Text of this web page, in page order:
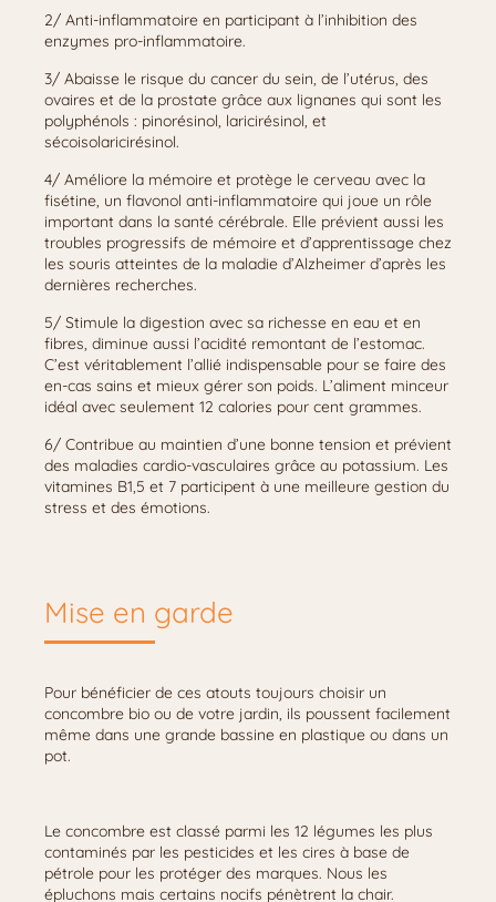
2/ Anti-inflammatoire en participant à l’inhibition des
enzymes pro-inflammatoire.
3/ Abaisse le risque du cancer du sein, de l’utérus, des
ovaires et de la prostate grâce aux lignanes qui sont les
polyphénols : pinorésinol, laricirésinol, et
sécoisolaricirésinol.
4/ Améliore la mémoire et protège le cerveau avec la
fisétine, un flavonol anti-inflammatoire qui joue un rôle
important dans la santé cérébrale. Elle prévient aussi les
troubles progressifs de mémoire et d’apprentissage chez
les souris atteintes de la maladie d’Alzheimer d’après les
dernières recherches.
5/ Stimule la digestion avec sa richesse en eau et en
fibres, diminue aussi l’acidité remontant de l’estomac.
C’est véritablement l’allié indispensable pour se faire des
en-cas sains et mieux gérer son poids. L’aliment minceur
idéal avec seulement 12 calories pour cent grammes.
6/ Contribue au maintien d’une bonne tension et prévient
des maladies cardio-vasculaires grâce au potassium. Les
vitamines B1,5 et 7 participent à une meilleure gestion du
stress et des émotions.
Mise en garde
Pour bénéficier de ces atouts toujours choisir un
concombre bio ou de votre jardin, ils poussent facilement
même dans une grande bassine en plastique ou dans un
pot.
Le concombre est classé parmi les 12 légumes les plus
contaminés par les pesticides et les cires à base de
pétrole pour les protéger des marques. Nous les
épluchons mais certains nocifs pénètrent la chair.